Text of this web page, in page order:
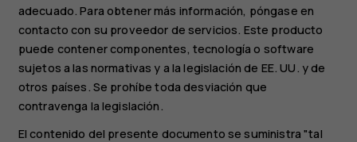
adecuado. Para obtener más información, póngase en
contacto con su proveedor de servicios. Este producto
puede contener componentes, tecnología o software
sujetos a las normativas y a la legislación de EE. UU. y de
otros países. Se prohíbe toda desviación que
contravenga la legislación.
El contenido del presente documento se suministra "tal